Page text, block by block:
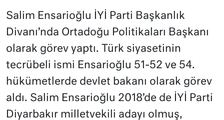
Salim Ensarioğlu İYİ Parti Başkanlık
Divanı’nda Ortadoğu Politikaları Başkanı
olarak görev yaptı. Türk siyasetinin
tecrübeli ismi Ensarioğlu 51-52 ve 54.
hükümetlerde devlet bakanı olarak görev
aldı. Salim Ensarioğlu 2018’de de İYİ Parti
Diyarbakır milletvekili adayı olmuş,